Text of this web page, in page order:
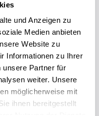
und Anzeigen zu
Medien anbieten
Website zu
Informationen zu Ihrer
unsere Partner für
weiter. Unsere
möglicherweise mit
ihnen bereitgestellt
Parkplatz
Entdecken